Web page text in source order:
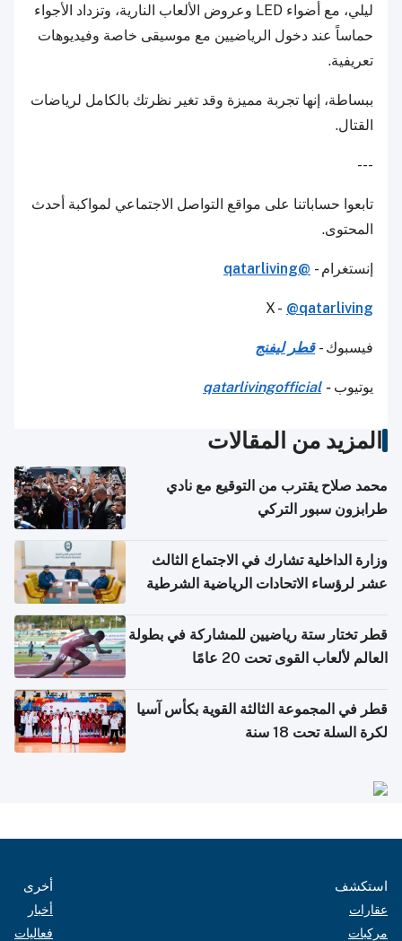
ليلي، مع أضواء LED وعروض الألعاب النارية، وتزداد الأجواء
حماساً عند دخول الرياضيين مع موسيقى خاصة وفيديوهات
تعريفية.
ببساطة، إنها تجربة مميزة وقد تغير نظرتك بالكامل لرياضات
القتال.
---
تابعوا حساباتنا على مواقع التواصل الاجتماعي لمواكبة أحدث
المحتوى.
إنستغرام - @qatarliving
X - @qatarliving
فيسبوك -قطر ليفنج
يوتيوب-
qatarlivingofficial
المزيد من المقالات
محمد صلاح يقترب من التوقيع مع نادي
طرابزون سبور التركي
وزارة الداخلية تشارك في الاجتماع الثالث
عشر لرؤساء الاتحادات الرياضية الشرطية
قطر تختار ستة رياضيين للمشاركة في بطولة
العالم لألعاب القوى تحت 20 عامًا
قطر في المجموعة الثالثة القوية بكأس آسيا
لكرة السلة تحت 18 سنة
استكشف
عقارات
مركبات
أخرى
أخبار
فعاليات